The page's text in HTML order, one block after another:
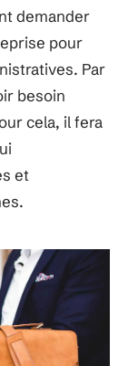
demander
pour
Par
besoin
cela, il fera
et